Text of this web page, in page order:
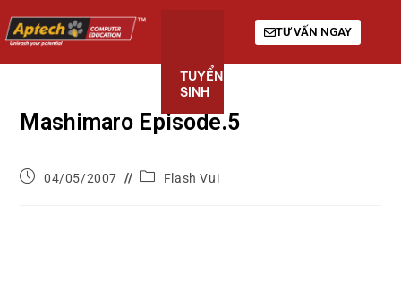
TUYỂN
SINH
TƯ VẤN NGAY
Mashimaro Episode.5
04/05/2007 Flash Vui